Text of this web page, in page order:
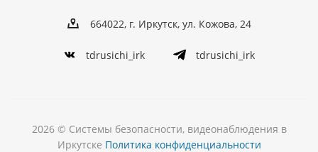
664022, г. Иркутск, ул. Кожова, 24
tdrusichi_irk tdrusichi_irk
2026 © Системы безопасности, видеонаблюдения в
Иркутске Политика конфиденциальности